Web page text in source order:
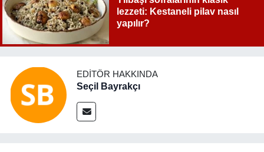
lezzeti: Kestaneli pilav nasıl
yapılır?
EDITÖR HAKKINDA
Seçil Bayrakçı